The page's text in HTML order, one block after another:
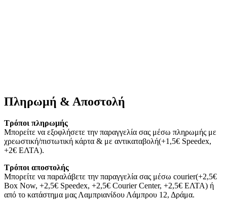
Πληρωμή & Αποστολή
Τρόποι πληρωμής
Μπορείτε να εξοφλήσετε την παραγγελία σας μέσω πληρωμής με
χρεωστική/πιστωτική κάρτα & με αντικαταβολή(+1,5€ Speedex,
+2€ ΕΛΤΑ).
Τρόποι αποστολής
Μπορείτε να παραλάβετε την παραγγελία σας μέσω courier(+2,5€
Box Now, +2,5€ Speedex, +2,5€ Courier Center, +2,5€ ΕΛΤΑ) ή
από το κατάστημα μας Λαμπριανίδου Λάμπρου 12, Δράμα.